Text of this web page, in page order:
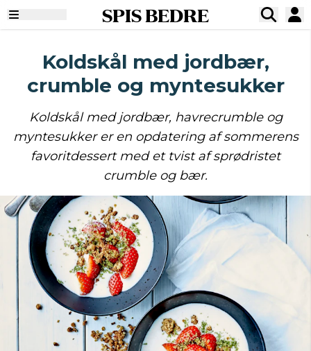
SPIS BEDRE
Koldskål med jordbær,
crumble og myntesukker
Koldskål med jordbær, havrecrumble og
myntesukker er en opdatering af sommerens
favoritdessert med et tvist af sprødristet
crumble og bær.